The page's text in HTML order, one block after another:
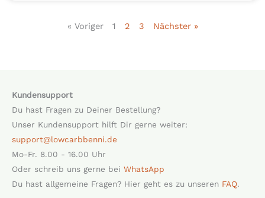
« Voriger 1 2 3 Nächster »
Kundensupport
Du hast Fragen zu Deiner Bestellung?
Unser Kundensupport hilft Dir gerne weiter:
support@lowcarbbenni.de
Mo-Fr. 8.00 - 16.00 Uhr
Oder schreib uns gerne bei WhatsApp
Du hast allgemeine Fragen? Hier geht es zu unseren FAQ.